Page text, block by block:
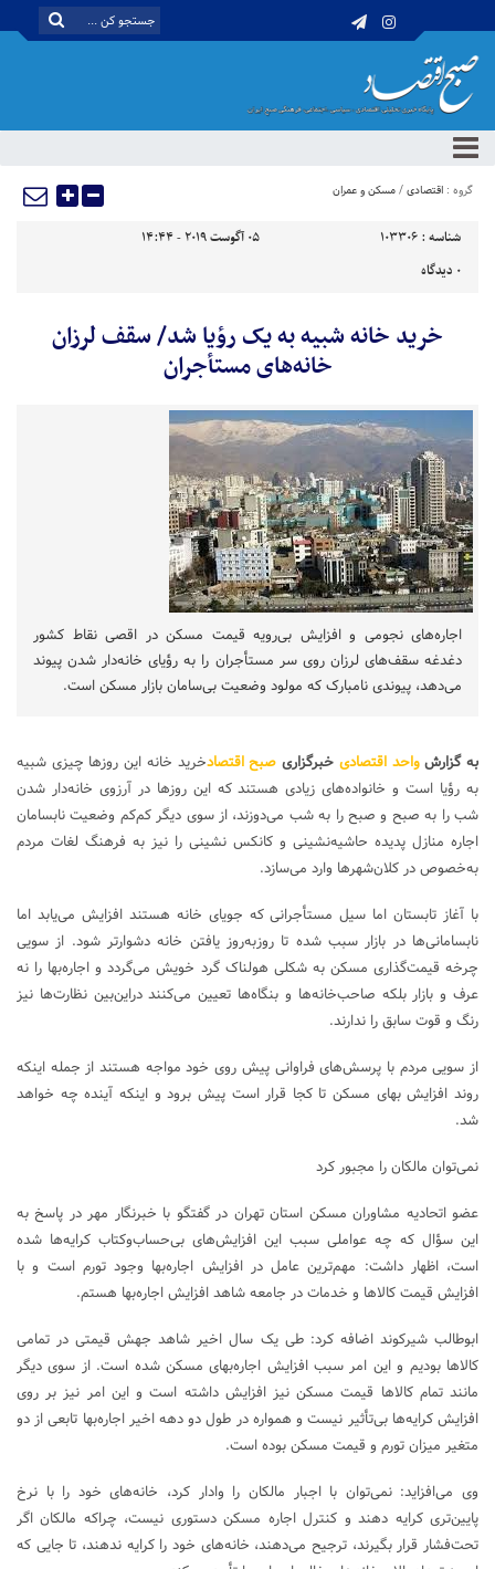
گروه : اقتصادی/مسکن و عمران
شناسه : 103306
05 آگوست 2019 - 14:44
0 دیدگاه
خرید خانه شبیه به یک رؤیا شد/ سقف لرزان
خانه‌های مستأجران
اجاره‌های نجومی و افزایش بی‌رویه قیمت مسکن در اقصی نقاط کشور
دغدغه سقف‌های لرزان روی سر مستأجران را به رؤیای خانه‌دار شدن پیوند
می‌دهد، پیوندی نامبارک که مولود وضعیت بی‌سامان بازار مسکن است.
به گزارشواحد اقتصادی خبرگزاری صبح اقتصادخرید خانه این روزها چیزی شبیه
به رؤیا است و خانواده‌های زیادی هستند که این روزها در آرزوی خانه‌دار شدن
شب را به صبح و صبح را به شب می‌دوزند، از سوی دیگر کم‌کم وضعیت نابسامان
اجاره منازل پدیده حاشیه‌نشینی و کانکس نشینی را نیز به فرهنگ لغات مردم
به‌خصوص در کلان‌شهرها وارد می‌سازد.
با آغاز تابستان اما سیل مستأجرانی که جویای خانه هستند افزایش می‌یابد اما
نابسامانی‌ها در بازار سبب شده تا روزبه‌روز یافتن خانه دشوارتر شود. از سویی
چرخه قیمت‌گذاری مسکن به شکلی هولناک گرد خویش می‌گردد و اجاره‌بها را نه
عرف و بازار بلکه صاحب‌خانه‌ها و بنگاه‌ها تعیین می‌کنند دراین‌بین نظارت‌ها نیز
رنگ و قوت سابق را ندارند.
از سویی مردم با پرسش‌های فراوانی پیش روی خود مواجه هستند از جمله اینکه
روند افزایش بهای مسکن تا کجا قرار است پیش برود و اینکه آینده چه خواهد
شد.
نمی‌توان مالکان را مجبور کرد
عضو اتحادیه مشاوران مسکن استان تهران در گفتگو با خبرنگار مهر در پاسخ به
این سؤال که چه عواملی سبب این افزایش‌های بی‌حساب‌وکتاب کرایه‌ها شده
است، اظهار داشت: مهم‌ترین عامل در افزایش اجاره‌بها وجود تورم است و با
افزایش قیمت کالاها و خدمات در جامعه شاهد افزایش اجاره‌بها هستم.
ابوطالب شیرکوند اضافه کرد: طی یک سال اخیر شاهد جهش قیمتی در تمامی
کالاها بودیم و این امر سبب افزایش اجاره‌بهای مسکن شده است. از سوی دیگر
مانند تمام کالاها قیمت مسکن نیز افزایش داشته است و این امر نیز بر روی
افزایش کرایه‌ها بی‌تأثیر نیست و همواره در طول دو دهه اخیر اجاره‌بها تابعی از دو
متغیر میزان تورم و قیمت مسکن بوده است.
وی می‌افزاید: نمی‌توان با اجبار مالکان را وادار کرد، خانه‌های خود را با نرخ
پایین‌تری کرایه دهند و کنترل اجاره مسکن دستوری نیست، چراکه مالکان اگر
تحت‌فشار قرار بگیرند، ترجیح می‌دهند، خانه‌های خود را کرایه ندهند، تا جایی که